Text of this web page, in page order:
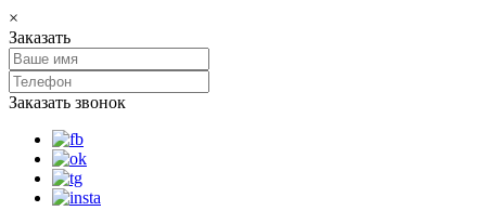
×
Заказать
Заказать звонок